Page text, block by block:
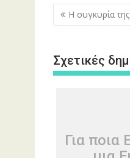
Πλοήγηση
άρθρων
Η συγκυρία
Σχετικές
Για ποια